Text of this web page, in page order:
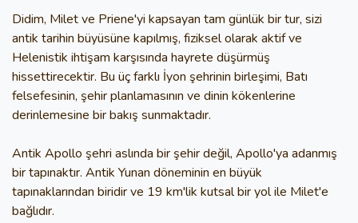
Didim, Milet ve Priene'yi kapsayan tam günlük bir tur, sizi
antik tarihin büyüsüne kapılmış, fiziksel olarak aktif ve
Helenistik ihtişam karşısında hayrete düşürmüş
hissettirecektir. Bu üç farklı İyon şehrinin birleşimi, Batı
felsefesinin, şehir planlamasının ve dinin kökenlerine
derinlemesine bir bakış sunmaktadır.
Antik Apollo şehri aslında bir şehir değil, Apollo'ya adanmış
bir tapınaktır. Antik Yunan döneminin en büyük
tapınaklarından biridir ve 19 km'lik kutsal bir yol ile Milet'e
bağlıdır.